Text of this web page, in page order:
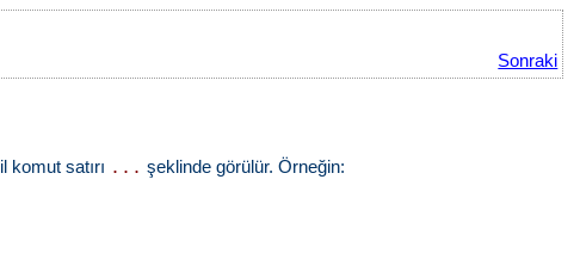
Sonraki
komut satırı ... şeklinde görülür. Örneğin: